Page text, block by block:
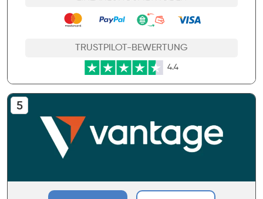
TRUSTPILOT-BEWERTUNG
4.4